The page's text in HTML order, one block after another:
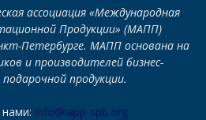
ассоциация «Международная
Продукции» (МАПП)
Петербурге. МАПП основана на
и производителей бизнес-
подарочной продукции.
info@iapp-spb.org